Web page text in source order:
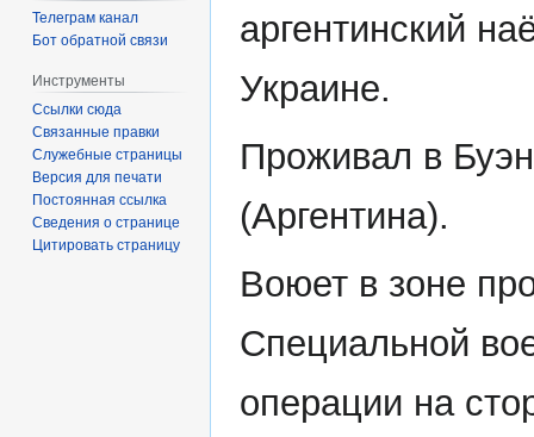
аргентинский
Украине.
Проживал в
(Аргентина).
Воюет в зоне
Специальной
операции на
Телеграм канал
Бот обратной связи
Инструменты
Ссылки сюда
Связанные правки
Служебные страницы
Версия для печати
Постоянная ссылка
Сведения о странице
Цитировать страницу